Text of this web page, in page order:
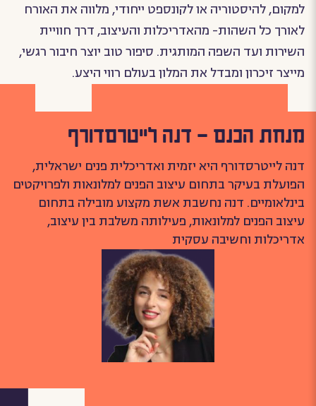
למקום, להיסטוריה או לקונספט ייחודי, מלווה את האורח
לאורך כל השהות- מהאדריכלות והעיצוב, דרך חוויית
השירות ועד השפה המותגית. סיפור טוב יוצר חיבור רגשי,
מייצר זיכרון ומבדל את המלון בעולם רווי היצע.
מנחת הכנס – דנה לייטרסדורף
דנה לייטרסדורף היא יזמית ואדריכלית פנים ישראלית,
הפועלת בעיקר בתחום עיצוב הפנים למלונאות ולפרויקטים
בינלאומיים. דנה נחשבת אשת מקצוע מובילה בתחום
עיצוב הפנים למלונאות, פעילותה משלבת בין עיצוב,
אדריכלות וחשיבה עסקית